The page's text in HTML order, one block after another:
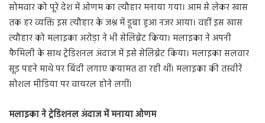
सोमवार को पूरे देश में ओणम का त्यौहार मनाया गया। आम से लेकर खास
तक हर व्यक्ति इस त्यौहार के जश्न में डूबा हुआ नजर आया। वहीं इस खास
त्यौहार को मलाइका अरोड़ा ने भी सेलिब्रेट किया। मलाइका ने अपनी
फैमिली के साथ ट्रेडिशनल अंदाज में इसे सेलिब्रेट किया। मलाइका सलवार
सूड पहने माथे पर बिंदी लगाए कयामत ढा रही थीं। मलाइका की तस्वीरें
सोशल मीडिया पर वायरल होने लगीं।
मलाइका ने ट्रेडिशनल अंदाज में मनाया ओणम